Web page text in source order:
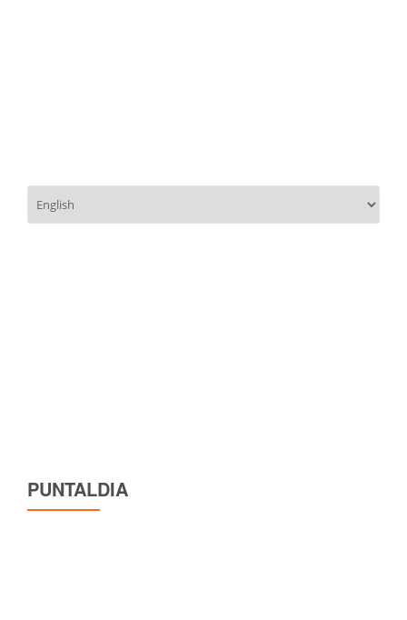
una
PUNTALDIA